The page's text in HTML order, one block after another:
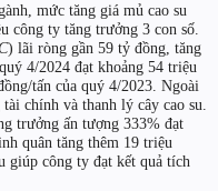
mức tăng giá mủ cao su
công ty tăng trưởng 3 con số.
) lãi ròng gần 59 tỷ đồng, tăng
4/2024 đạt khoảng 54 triệu
tấn của quý 4/2023. Ngoài
chính và thanh lý cây cao su.
trưởng ấn tượng 333% đạt
quân tăng thêm 19 triệu
giúp công ty đạt kết quả tích